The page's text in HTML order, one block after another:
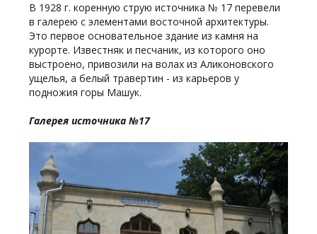
В 1928 г. коренную струю источника № 17 перевели
в галерею с элементами восточной архитектуры.
Это первое основательное здание из камня на
курорте. Известняк и песчаник, из которого оно
выстроено, привозили на волах из Аликоновского
ущелья, а белый травертин - из карьеров у
подножия горы Машук.
Галерея источника №17